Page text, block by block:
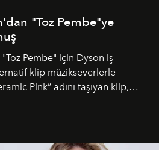
"Toz Pembe"ye
"Toz Pembe" için Dyson iş
klip müzikseverlerle
Pink” adını taşıyan klip,
öne çıkıyor.